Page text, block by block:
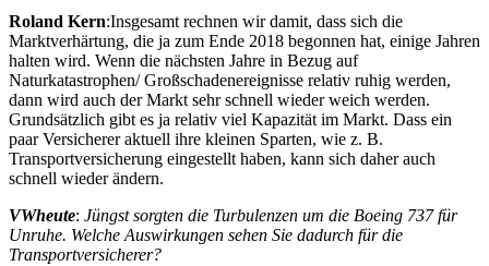
Roland Kern:Insgesamt rechnen wir damit, dass sich die
Marktverhärtung, die ja zum Ende 2018 begonnen hat, einige Jahren
halten wird. Wenn die nächsten Jahre in Bezug auf
Naturkatastrophen/ Großschadenereignisse relativ ruhig werden,
dann wird auch der Markt sehr schnell wieder weich werden.
Grundsätzlich gibt es ja relativ viel Kapazität im Markt. Dass ein
paar Versicherer aktuell ihre kleinen Sparten, wie z. B.
Transportversicherung eingestellt haben, kann sich daher auch
schnell wieder ändern.
VWheute: Jüngst sorgten die Turbulenzen um die Boeing 737 für
Unruhe. Welche Auswirkungen sehen Sie dadurch für die
Transportversicherer?